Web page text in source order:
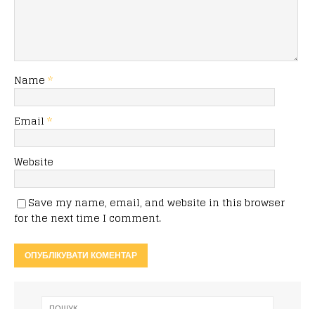
Name *
Email *
Website
Save my name, email, and website in this browser
for the next time I comment.